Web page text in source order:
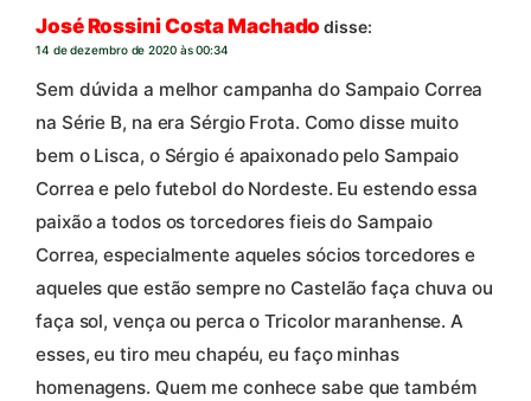
José Rossini Costa Machado disse:
14 de dezembro de 2020 às 00:34
Sem dúvida a melhor campanha do Sampaio Correa
na Série B, na era Sérgio Frota. Como disse muito
bem o Lisca, o Sérgio é apaixonado pelo Sampaio
Correa e pelo futebol do Nordeste. Eu estendo essa
paixão a todos os torcedores fieis do Sampaio
Correa, especialmente aqueles sócios torcedores e
aqueles que estão sempre no Castelão faça chuva ou
faça sol, vença ou perca o Tricolor maranhense. A
esses, eu tiro meu chapéu, eu faço minhas
homenagens. Quem me conhece sabe que também